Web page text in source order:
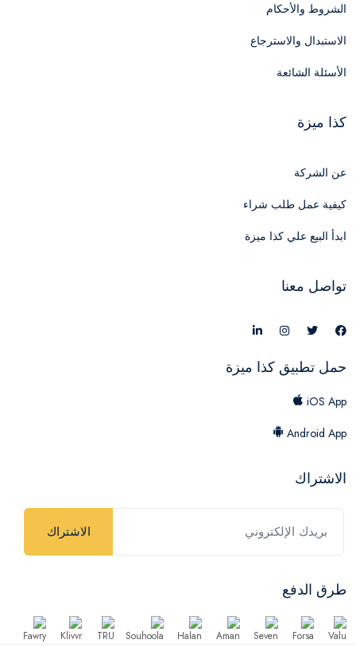
الشروط والأحكام
الاستبدال والاسترجاع
الأسئلة الشائعة
كذا ميزة
عن الشركة
كيفية عمل طلب شراء
ابدأ البيع علي كذا ميزة
تواصل معنا
حمل تطبيق كذا ميزة
iOS App
Android App
الاشتراك
الاشتراك
طرق الدفع